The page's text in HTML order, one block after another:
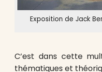
Exposition de Jack
C’est dans cette
thématiques et